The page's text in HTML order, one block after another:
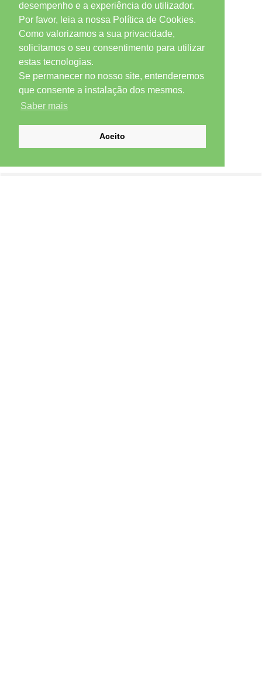
desempenho e a experiência do utilizador.
Por favor, leia a nossa Política de Cookies.
Como valorizamos a sua privacidade,
solicitamos o seu consentimento para utilizar
estas tecnologias.
Se permanecer no nosso site, entenderemos
que consente a instalação dos mesmos.
Saber mais
Aceito